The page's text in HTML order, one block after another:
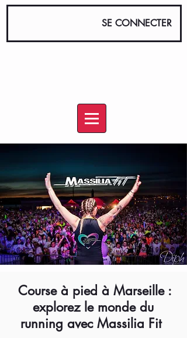
SE CONNECTER
Course à pied à Marseille :
explorez le monde du
running avec Massilia Fit